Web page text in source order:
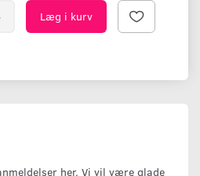
Læg i kurv
her. Vi vil være glade